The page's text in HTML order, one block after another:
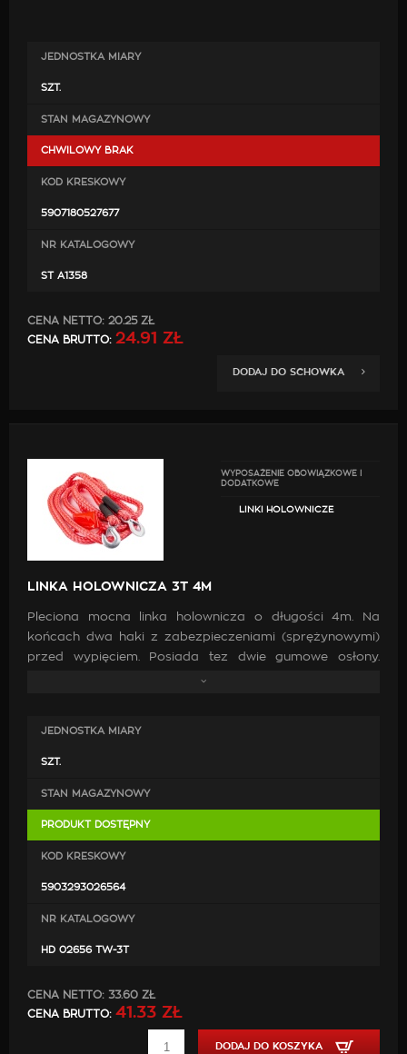
JEDNOSTKA MIARY
SZT.
STAN MAGAZYNOWY
CHWILOWY BRAK
KOD KRESKOWY
5907180527677
NR KATALOGOWY
ST A1358
CENA NETTO: 20.25 ZŁ
CENA BRUTTO: 24.91 ZŁ
DODAJ DO SCHOWKA
WYPOSAŻENIE OBOWIĄZKOWE I
DODATKOWE
LINKI HOLOWNICZE
LINKA HOLOWNICZA 3T 4M
Pleciona mocna linka holownicza o długości 4m. Na
końcach dwa haki z zabezpieczeniami (sprężynowymi)
przed wypięciem. Posiada tez dwie gumowe osłony.
Wykonana z wytrzymałego materiału. Wytrzymałość do
JEDNOSTKA MIARY
SZT.
STAN MAGAZYNOWY
PRODUKT DOSTĘPNY
KOD KRESKOWY
5903293026564
NR KATALOGOWY
HD 02656 TW-3T
CENA NETTO: 33.60 ZŁ
CENA BRUTTO: 41.33 ZŁ
DODAJ DO KOSZYKA